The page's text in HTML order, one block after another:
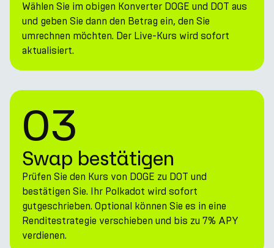
Wählen Sie im obigen Konverter DOGE und DOT aus
und geben Sie dann den Betrag ein, den Sie
umrechnen möchten. Der Live-Kurs wird sofort
aktualisiert.
03
Swap bestätigen
Prüfen Sie den Kurs von DOGE zu DOT und
bestätigen Sie. Ihr Polkadot wird sofort
gutgeschrieben. Optional können Sie es in eine
Renditestrategie verschieben und bis zu 7% APY
verdienen.